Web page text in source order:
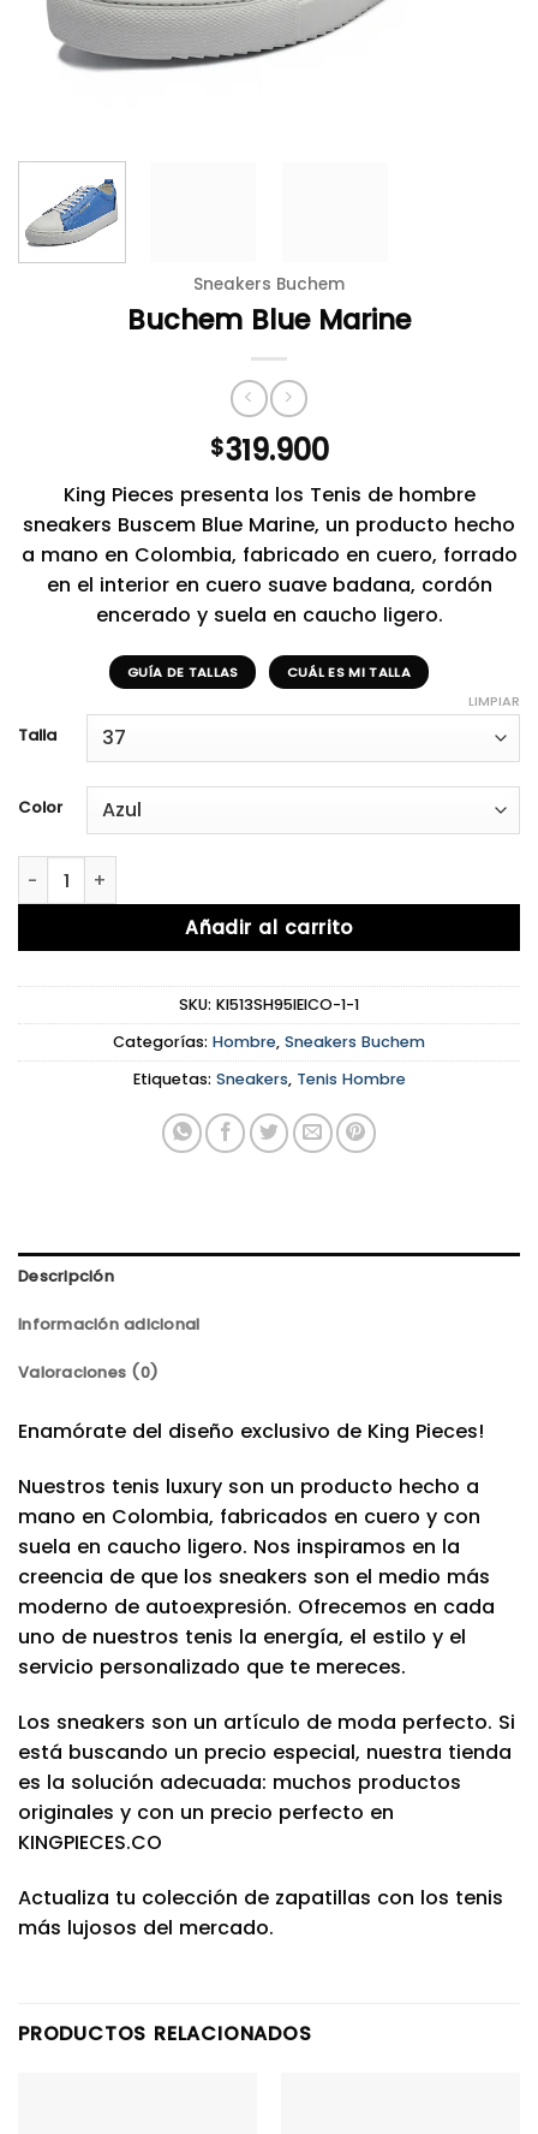
Sneakers Buchem
Buchem Blue Marine
$319.900
King Pieces presenta los Tenis de hombre
sneakers Buscem Blue Marine, un producto hecho
a mano en Colombia, fabricado en cuero, forrado
en el interior en cuero suave badana, cordón
encerado y suela en caucho ligero.
GUÍA DE TALLAS CUÁL ES MI TALLA
Talla
Color
LIMPIAR
Buchem Blue Marine cantidad
Añadir al carrito
SKU: KI513SH95IEICO-1-1
Categorías: Hombre, Sneakers Buchem
Etiquetas: Sneakers, Tenis Hombre
Descripción
Información adicional
Valoraciones (0)
Enamórate del diseño exclusivo de King Pieces!
Nuestros tenis luxury son un producto hecho a
mano en Colombia, fabricados en cuero y con
suela en caucho ligero. Nos inspiramos en la
creencia de que los sneakers son el medio más
moderno de autoexpresión. Ofrecemos en cada
uno de nuestros tenis la energía, el estilo y el
servicio personalizado que te mereces.
Los sneakers son un artículo de moda perfecto. Si
está buscando un precio especial, nuestra tienda
es la solución adecuada: muchos productos
originales y con un precio perfecto en
KINGPIECES.CO
Actualiza tu colección de zapatillas con los tenis
más lujosos del mercado.
PRODUCTOS RELACIONADOS